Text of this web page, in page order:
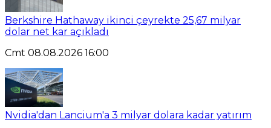
Berkshire Hathaway ikinci çeyrekte 25,67 milyar
dolar net kar açıkladı
Cmt 08.08.2026 16:00
Nvidia'dan Lancium'a 3 milyar dolara kadar yatırım